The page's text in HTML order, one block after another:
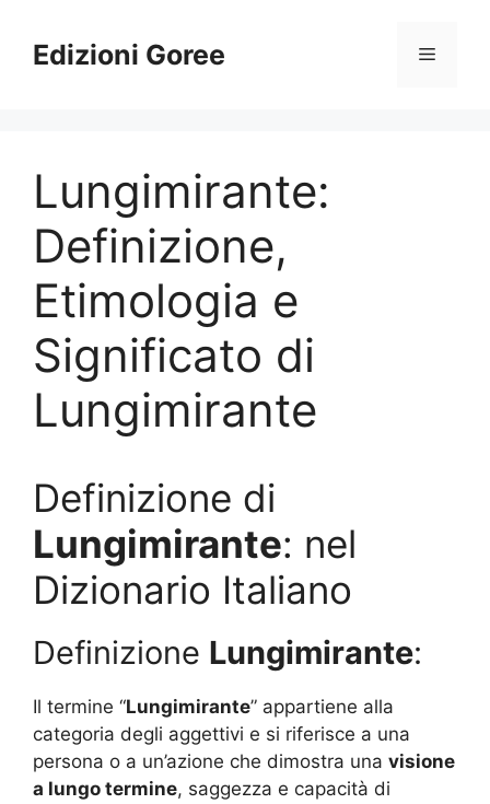
contenuto
Edizioni Goree Menu
Lungimirante:
Definizione,
Etimologia e
Significato di
Lungimirante
Definizione di
Lungimirante: nel
Dizionario Italiano
Definizione Lungimirante:
Il termine “Lungimirante” appartiene alla
categoria degli aggettivi e si riferisce a una
persona o a un’azione che dimostra una visione
a lungo termine, saggezza e capacità di